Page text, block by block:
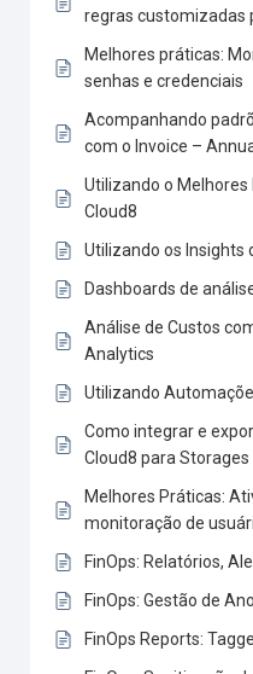
regras customizadas
Melhores práticas:
senhas e credenciais
Acompanhando
com o Invoice –
Utilizando o Melhores
Cloud8
Utilizando os Insights
Dashboards de
Análise de Custos
Analytics
Utilizando
Como integrar e
Cloud8 para Storages
Melhores Práticas:
monitoração de
FinOps: Relatórios,
FinOps: Gestão de
FinOps Reports: